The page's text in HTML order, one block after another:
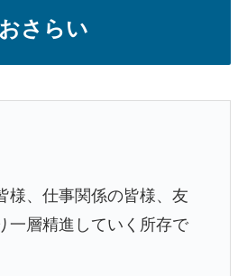
さらい
様、仕事関係の皆様、友
一層精進していく所存で